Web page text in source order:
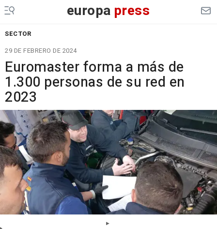
europa press
SECTOR
29 DE FEBRERO DE 2024
Euromaster forma a más de
1.300 personas de su red en
2023